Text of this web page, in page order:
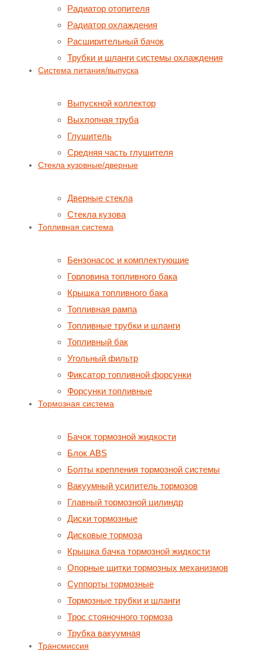
Радиатор отопителя
Радиатор охлаждения
Расширительный бачок
Трубки и шланги системы охлаждения
Система питания/выпуска
Выпускной коллектор
Выхлопная труба
Глушитель
Средняя часть глушителя
Стекла кузовные/дверные
Дверные стекла
Стекла кузова
Топливная система
Бензонасос и комплектующие
Горловина топливного бака
Крышка топливного бака
Топливная рампа
Топливные трубки и шланги
Топливный бак
Угольный фильтр
Фиксатор топливной форсунки
Форсунки топливные
Тормозная система
Бачок тормозной жидкости
Блок ABS
Болты крепления тормозной системы
Вакуумный усилитель тормозов
Главный тормозной цилиндр
Диски тормозные
Дисковые тормоза
Крышка бачка тормозной жидкости
Опорные щитки тормозных механизмов
Суппорты тормозные
Тормозные трубки и шланги
Трос стояночного тормоза
Трубка вакуумная
Трансмиссия